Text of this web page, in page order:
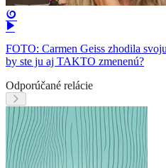
FOTO: Carmen Geiss zhodila
by ste ju aj TAKTO zmenenú?
Odporúčané relácie